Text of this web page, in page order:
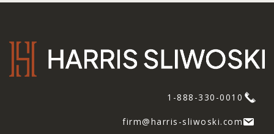
1-888-330-0010
firm@harris-sliwoski.com